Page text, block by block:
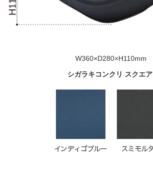
W360×D280×H110mm
シガラキコンクリ スクエア